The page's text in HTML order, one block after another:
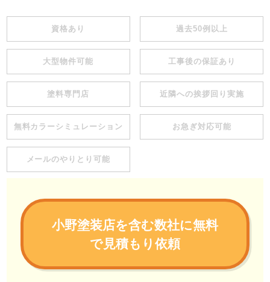
資格あり 過去50例以上
大型物件可能 工事後の保証あり
塗料専門店 近隣への挨拶回り実施
無料カラーシミュレーション お急ぎ対応可能
メールのやりとり可能
小野塗装店を含む数社に無料
で見積もり依頼